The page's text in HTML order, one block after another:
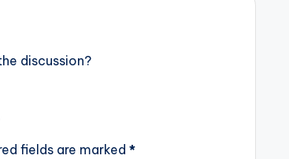
discussion?
fields are marked *